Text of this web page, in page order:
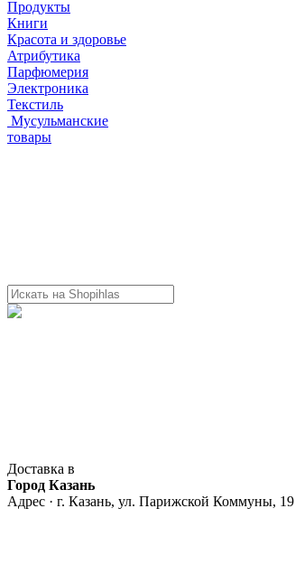
Продукты
Книги
Красота и здоровье
Атрибутика
Парфюмерия
Электроника
Текстиль
Мусульманские
товары
Доставка в
Город Казань
Адрес · г. Казань, ул. Парижской Коммуны, 19